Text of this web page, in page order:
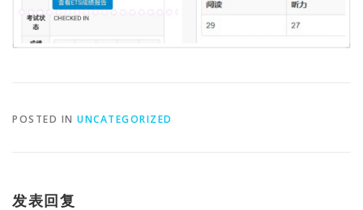
POSTED IN UNCATEGORIZED
发表回复